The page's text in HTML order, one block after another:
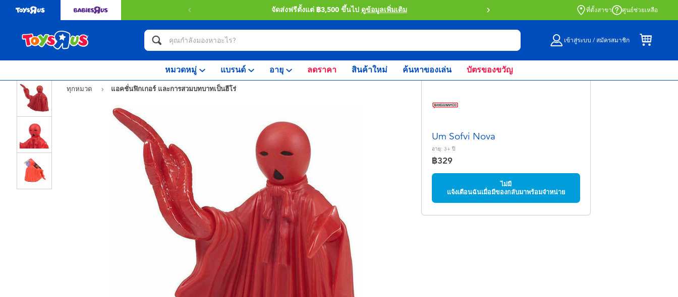
จัดส่งฟรีตั้งแต่ ฿3,500 ขึ้นไป ดูข้อมูลเพิ่มเติม สั่งซื้อออนไลน์และรับที่หน้าร้านด้วย Click
ที่ตั้งสาขา ศูนย์ช่วยเหลือ
เข้าสู่ระบบ / สมัครสมาชิก
หมวดหมู่ แบรนด์ อายุ ลดราคา สินค้าใหม่ ค้นหาของเล่น บัตรของขวัญ
ทุกหมวด แอคชั่นฟิกเกอร์ และการสวมบทบาทเป็นฮีโร่
Um Sofvi Nova
อายุ: 3+ ปี
฿329
ไม่มี
แจ้งเตือนฉันเมื่อมีของกลับมาพร้อมจำหน่าย